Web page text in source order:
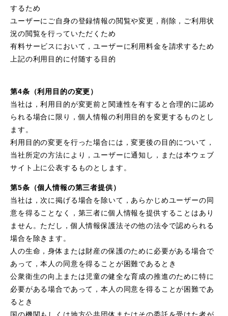
するため
ユーザーにご自身の登録情報の閲覧や変更，削除，ご利用状
況の閲覧を行っていただくため
有料サービスにおいて，ユーザーに利用料金を請求するため
上記の利用目的に付随する目的
第4条（利用目的の変更）
当社は，利用目的が変更前と関連性を有すると合理的に認め
られる場合に限り，個人情報の利用目的を変更するものとし
ます。
利用目的の変更を行った場合には，変更後の目的について，
当社所定の方法により，ユーザーに通知し，または本ウェブ
サイト上に公表するものとします。
第5条（個人情報の第三者提供）
当社は，次に掲げる場合を除いて，あらかじめユーザーの同
意を得ることなく，第三者に個人情報を提供することはあり
ません。ただし，個人情報保護法その他の法令で認められる
場合を除きます。
人の生命，身体または財産の保護のために必要がある場合で
あって，本人の同意を得ることが困難であるとき
公衆衛生の向上または児童の健全な育成の推進のために特に
必要がある場合であって，本人の同意を得ることが困難であ
るとき